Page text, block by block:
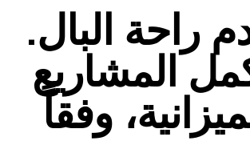
البال.
المشاريع
وفقاً